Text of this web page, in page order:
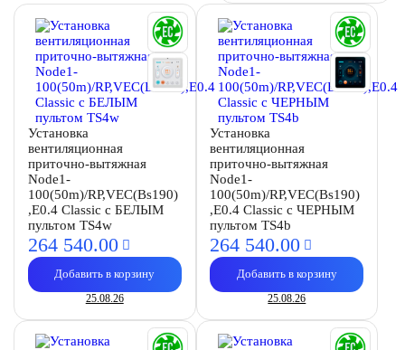
Установка
вентиляционная
приточно-вытяжная
Node1-
100(50m)/RP,VEC(Bs190)
,E0.4 Classic с БЕЛЫМ
пультом TS4w
264 540.00
Добавить в корзину
25.08.26
Установка
вентиляционная
приточно-вытяжная
Node1-
100(50m)/RP,VEC(Bs190)
,E0.4 Classic с ЧЕРНЫМ
пультом TS4b
264 540.00
Добавить в корзину
25.08.26